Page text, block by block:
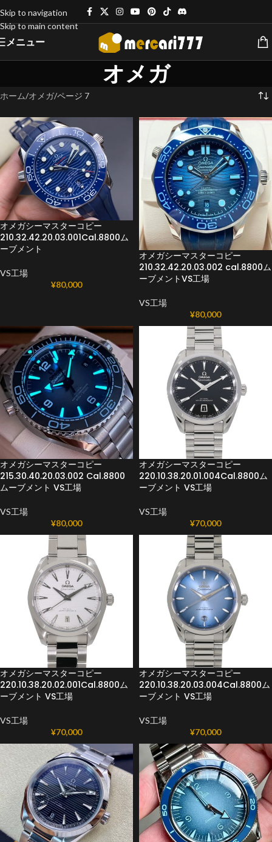
Skip to navigation
Skip to main content
メニュー
オメガ
ホーム オメガ ページ 7
オメガシーマスターコピー
210.32.42.20.03.001Cal.8800ム
ーブメント
VS工場
¥80,000
オメガシーマスターコピー
210.32.42.20.03.002 cal.8800ム
ーブメントVS工場
VS工場
¥80,000
オメガシーマスターコピー
215.30.40.20.03.002 Cal.8800
ムーブメント VS工場
VS工場
¥80,000
オメガシーマスターコピー
220.10.38.20.01.004Cal.8800ム
ーブメント VS工場
VS工場
¥70,000
オメガシーマスターコピー
220.10.38.20.02.001Cal.8800ム
ーブメント VS工場
VS工場
¥70,000
オメガシーマスターコピー
220.10.38.20.03.004Cal.8800ム
ーブメント VS工場
VS工場
¥70,000